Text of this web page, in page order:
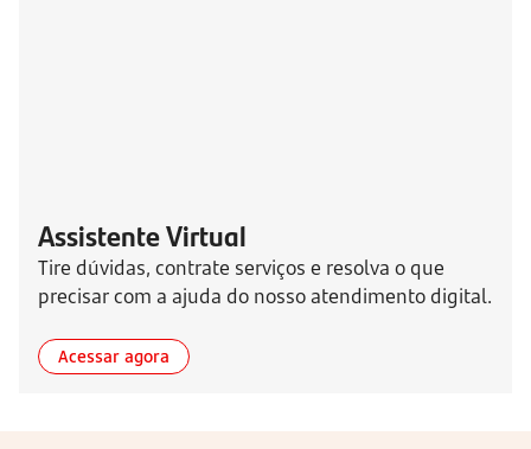
Assistente Virtual
Tire dúvidas, contrate serviços e resolva o que
precisar com a ajuda do nosso atendimento digital.
Acessar agora